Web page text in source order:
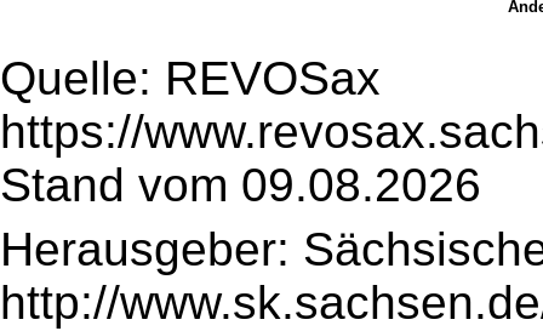
Quelle: REVOSax
https://
Stand vom 09.08.2026
Herausgeber:
http://